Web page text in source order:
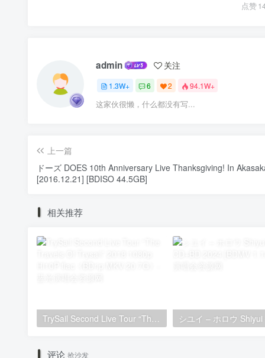
点赞
admin 关注
1.3W+ 6 2 94.1W+
这家伙很懒，什么都没有写...
上一篇
ドーズ DOES 10th Anniversary Live Thanksgiving! In
[2016.12.21] [BDISO 44.5GB]
相关推荐
TrySail Second Live Tour “The Travels Of Trysail” 2018 1080p Hi10P flac《BDrip MKV 20.7G》
评论 抢沙发